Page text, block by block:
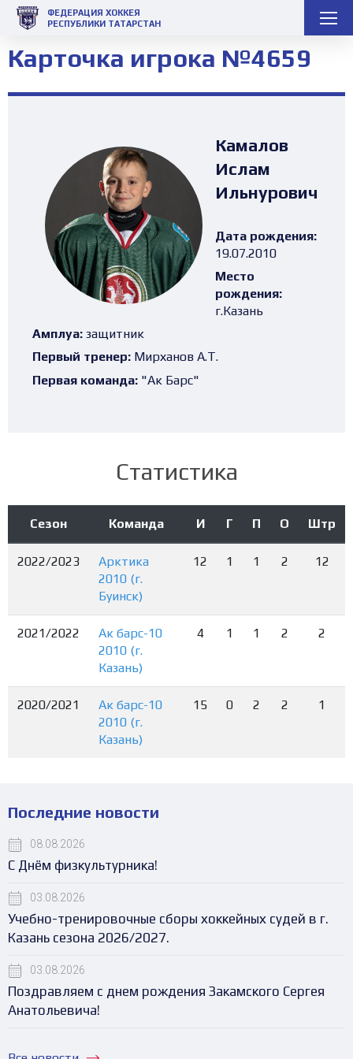
ФЕДЕРАЦИЯ ХОККЕЯ
РЕСПУБЛИКИ ТАТАРСТАН
Карточка игрока №4659
Камалов
Ислам
Ильнурович
Дата рождения:
19.07.2010
Место
рождения:
г.Казань
Амплуа: защитник
Первый тренер: Мирханов А.Т.
Первая команда: "Ак Барс"
Статистика
Сезон Команда И Г П О Штр
2022/2023
Арктика
2010 (г.
Буинск)
12 1 1 2 12
2021/2022
Ак барс-10
2010 (г.
Казань)
4 1 1 2 2
2020/2021
Ак барс-10
2010 (г.
Казань)
15 0 2 2 1
Последние новости
08.08.2026
С Днём физкультурника!
03.08.2026
Учебно-тренировочные сборы хоккейных судей в г.
Казань сезона 2026/2027.
03.08.2026
Поздравляем с днем рождения Закамского Сергея
Анатольевича!